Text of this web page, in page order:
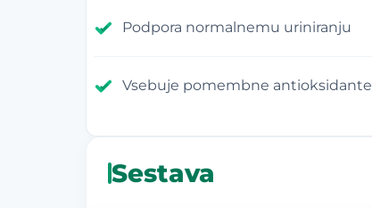
Podpora normalnemu uriniranju
Vsebuje pomembne antioksidante
Sestava